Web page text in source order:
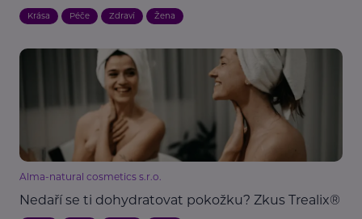
Krása Péče Zdraví Žena
Alma-natural cosmetics s.r.o.
Nedaří se ti dohydratovat pokožku? Zkus Trealix®